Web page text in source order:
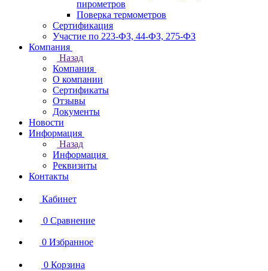
пирометров
Поверка термометров
Сертификация
Участие по 223-ФЗ, 44-ФЗ, 275-ФЗ
Компания
Назад
Компания
О компании
Сертификаты
Отзывы
Документы
Новости
Информация
Назад
Информация
Реквизиты
Контакты
Кабинет
0 Сравнение
0 Избранное
0 Корзина